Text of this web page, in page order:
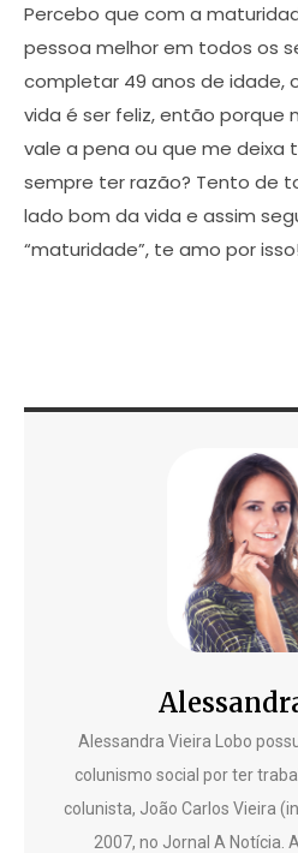
Percebo que com a
pessoa melhor em todos os
completar 49 anos de idade,
vida é ser feliz, então porque
vale a pena ou que me deixa
sempre ter razão? Tento de
lado bom da vida e assim
“maturidade”, te amo por isso!
Alessandra Vieira Lobo
colunismo social por ter
colunista, João Carlos Vieira
2007, no Jornal A Notícia.